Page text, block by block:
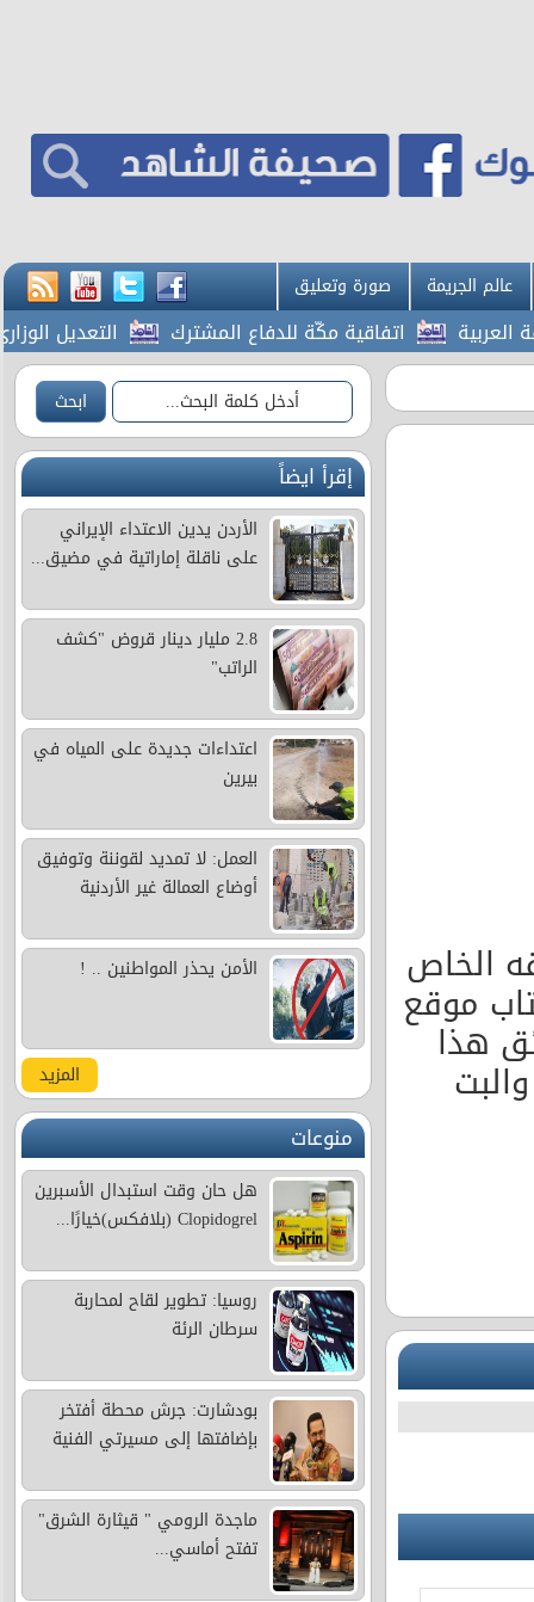
عالم الجريمة صورة وتعليق
اتفاقية مكّة للدفاع المشترك التعديل
الخاص
موقع
17/8/2014السائق هذا
إقرأ ايضاً
الأردن يدين الاعتداء الإيراني
على ناقلة إماراتية في مضيق...
2.8 مليار دينار قروض "كشف
الراتب"
اعتداءات جديدة على المياه في
بيرين
العمل: لا تمديد لقوننة وتوفيق
أوضاع العمالة غير الأردنية
الأمن يحذر المواطنين .. !
المزيد
منوعات
هل حان وقت استبدال الأسبرين
Clopidogrel (بلافكس)خيارًا...
روسيا: تطوير لقاح لمحاربة
سرطان الرئة
بودشارت: جرش محطة أفتخر
بإضافتها إلى مسيرتي الفنية
ماجدة الرومي " قيثارة الشرق"
تفتح أماسي...